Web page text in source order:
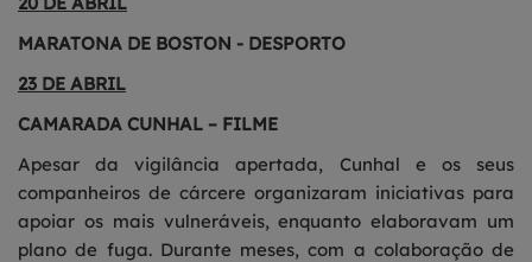
MARATONA DE BOSTON - DESPORTO
23 DE ABRIL
CAMARADA CUNHAL – FILME
Apesar da vigilância apertada, Cunhal e os seus
companheiros de cárcere organizaram iniciativas para
apoiar os mais vulneráveis, enquanto elaboravam um
plano de fuga. Durante meses, com a colaboração de